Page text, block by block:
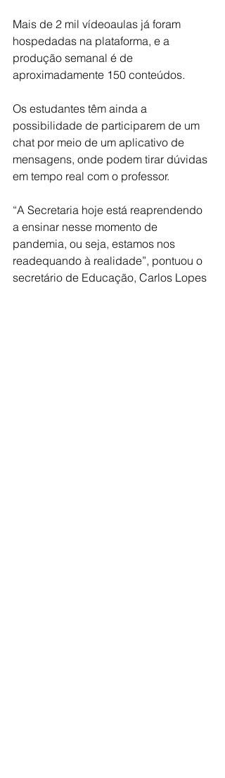
Mais de 2 mil vídeoaulas já foram
hospedadas na plataforma, e a
produção semanal é de
aproximadamente 150 conteúdos.
Os estudantes têm ainda a
possibilidade de participarem de um
chat por meio de um aplicativo de
mensagens, onde podem tirar dúvidas
em tempo real com o professor.
“A Secretaria hoje está reaprendendo
a ensinar nesse momento de
pandemia, ou seja, estamos nos
readequando à realidade”, pontuou o
secretário de Educação, Carlos Lopes